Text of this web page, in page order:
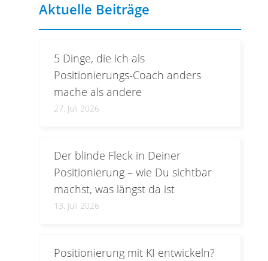
Aktuelle Beiträge
5 Dinge, die ich als
Positionierungs-Coach anders
mache als andere
27. Juli 2026
Der blinde Fleck in Deiner
Positionierung – wie Du sichtbar
machst, was längst da ist
13. Juli 2026
Positionierung mit KI entwickeln?